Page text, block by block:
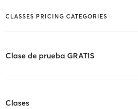
CLASSES PRICING CATEGORIES
Clase de prueba GRATIS
Clases